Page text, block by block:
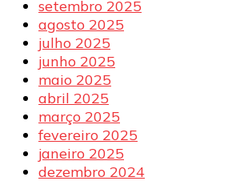
setembro 2025
agosto 2025
julho 2025
junho 2025
maio 2025
abril 2025
março 2025
fevereiro 2025
janeiro 2025
dezembro 2024